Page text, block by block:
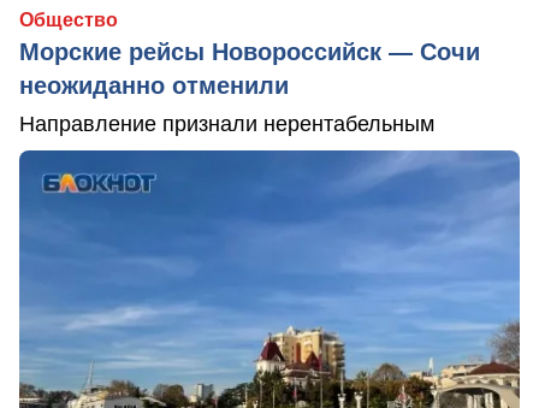
Общество
Морские рейсы Новороссийск — Сочи
неожиданно отменили
Направление признали нерентабельным